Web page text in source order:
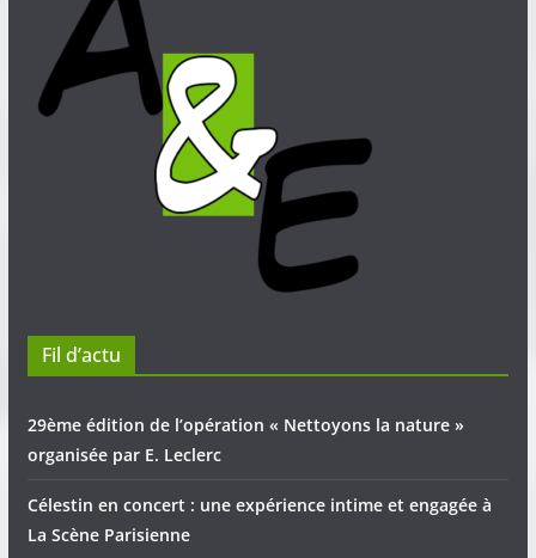
Fil d’actu
29ème édition de l’opération « Nettoyons la nature »
organisée par E. Leclerc
Célestin en concert : une expérience intime et engagée à
La Scène Parisienne